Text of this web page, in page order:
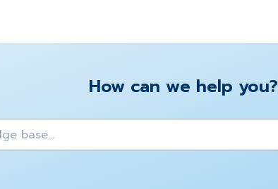
How can we help you?